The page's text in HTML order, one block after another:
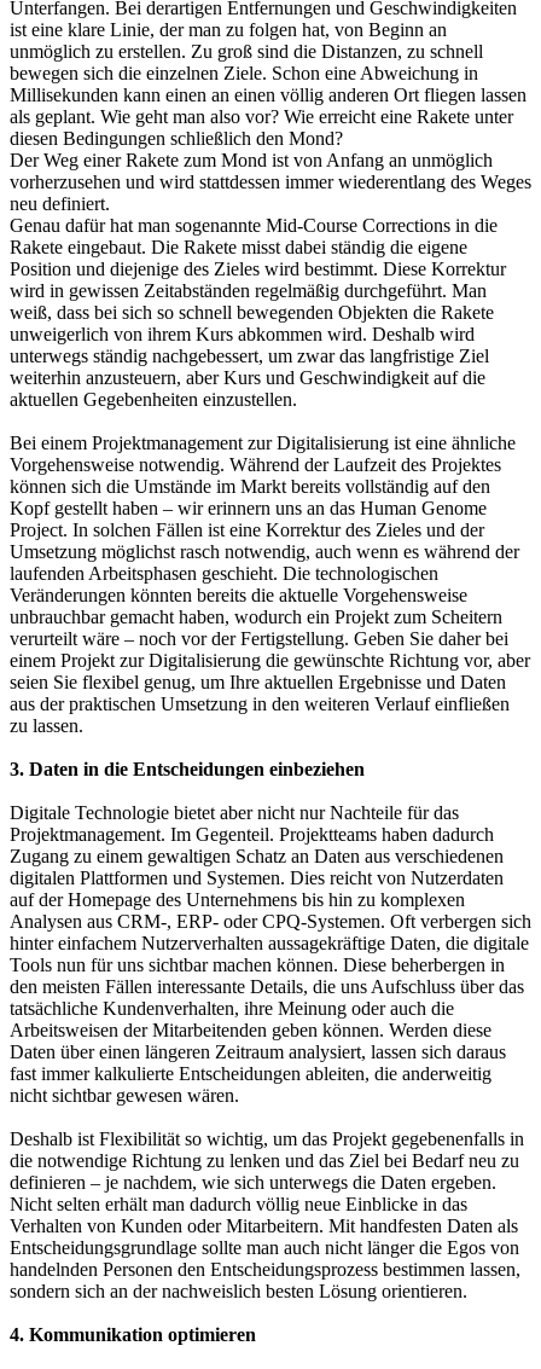
Unterfangen. Bei derartigen Entfernungen und Geschwindigkeiten
ist eine klare Linie, der man zu folgen hat, von Beginn an
unmöglich zu erstellen. Zu groß sind die Distanzen, zu schnell
bewegen sich die einzelnen Ziele. Schon eine Abweichung in
Millisekunden kann einen an einen völlig anderen Ort fliegen lassen
als geplant. Wie geht man also vor? Wie erreicht eine Rakete unter
diesen Bedingungen schließlich den Mond?
Der Weg einer Rakete zum Mond ist von Anfang an unmöglich
vorherzusehen und wird stattdessen immer wiederentlang des Weges
neu definiert.
Genau dafür hat man sogenannte Mid-Course Corrections in die
Rakete eingebaut. Die Rakete misst dabei ständig die eigene
Position und diejenige des Zieles wird bestimmt. Diese Korrektur
wird in gewissen Zeitabständen regelmäßig durchgeführt. Man
weiß, dass bei sich so schnell bewegenden Objekten die Rakete
unweigerlich von ihrem Kurs abkommen wird. Deshalb wird
unterwegs ständig nachgebessert, um zwar das langfristige Ziel
weiterhin anzusteuern, aber Kurs und Geschwindigkeit auf die
aktuellen Gegebenheiten einzustellen.
Bei einem Projektmanagement zur Digitalisierung ist eine ähnliche
Vorgehensweise notwendig. Während der Laufzeit des Projektes
können sich die Umstände im Markt bereits vollständig auf den
Kopf gestellt haben – wir erinnern uns an das Human Genome
Project. In solchen Fällen ist eine Korrektur des Zieles und der
Umsetzung möglichst rasch notwendig, auch wenn es während der
laufenden Arbeitsphasen geschieht. Die technologischen
Veränderungen könnten bereits die aktuelle Vorgehensweise
unbrauchbar gemacht haben, wodurch ein Projekt zum Scheitern
verurteilt wäre – noch vor der Fertigstellung. Geben Sie daher bei
einem Projekt zur Digitalisierung die gewünschte Richtung vor, aber
seien Sie flexibel genug, um Ihre aktuellen Ergebnisse und Daten
aus der praktischen Umsetzung in den weiteren Verlauf einfließen
zu lassen.
3. Daten in die Entscheidungen einbeziehen
Digitale Technologie bietet aber nicht nur Nachteile für das
Projektmanagement. Im Gegenteil. Projektteams haben dadurch
Zugang zu einem gewaltigen Schatz an Daten aus verschiedenen
digitalen Plattformen und Systemen. Dies reicht von Nutzerdaten
auf der Homepage des Unternehmens bis hin zu komplexen
Analysen aus CRM-, ERP- oder CPQ-Systemen. Oft verbergen sich
hinter einfachem Nutzerverhalten aussagekräftige Daten, die digitale
Tools nun für uns sichtbar machen können. Diese beherbergen in
den meisten Fällen interessante Details, die uns Aufschluss über das
tatsächliche Kundenverhalten, ihre Meinung oder auch die
Arbeitsweisen der Mitarbeitenden geben können. Werden diese
Daten über einen längeren Zeitraum analysiert, lassen sich daraus
fast immer kalkulierte Entscheidungen ableiten, die anderweitig
nicht sichtbar gewesen wären.
Deshalb ist Flexibilität so wichtig, um das Projekt gegebenenfalls in
die notwendige Richtung zu lenken und das Ziel bei Bedarf neu zu
definieren – je nachdem, wie sich unterwegs die Daten ergeben.
Nicht selten erhält man dadurch völlig neue Einblicke in das
Verhalten von Kunden oder Mitarbeitern. Mit handfesten Daten als
Entscheidungsgrundlage sollte man auch nicht länger die Egos von
handelnden Personen den Entscheidungsprozess bestimmen lassen,
sondern sich an der nachweislich besten Lösung orientieren.
4. Kommunikation optimieren